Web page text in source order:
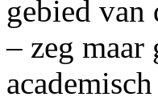
gebied van
– zeg maar